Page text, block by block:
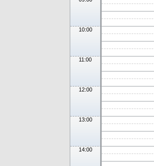
10:00
11:00
12:00
13:00
14:00